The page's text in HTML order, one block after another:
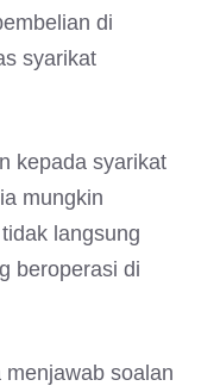
di
syarikat
kepada syarikat
mungkin
langsung
beroperasi di
soalan